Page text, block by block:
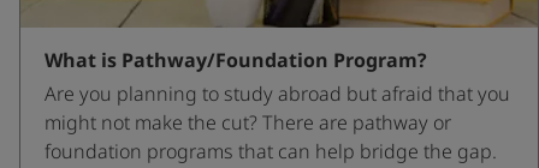
What is Pathway/Foundation Program?
Are you planning to study abroad but afraid that you
might not make the cut? There are pathway or
foundation programs that can help bridge the gap.